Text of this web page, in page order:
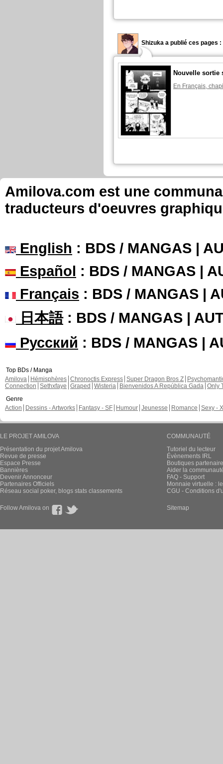
Shizuka a publié ces pages :
Nouvelle sortie
En Français,
Amilova.com est une
traducteurs d'oeuvres
English : BDS / MANGAS |
Español : BDS / MANGAS |
Français : BDS / MANGAS |
日本語: BDS / MANGAS |
Русский : BDS / MANGAS |
Top BDs / Manga
Amilova
Hémisphères Chronoctis Express Super Dragon Bros Z
Connection Sethxfaye Graped Wisteria Bienvenidos A República Gada Only
Genre
Action
Dessins - Artworks Fantasy - SF Humour Jeunesse Romance Sexy -
LE PROJET AMILOVA
Présentation du projet Amilova
Revue de presse
Espace Presse
Bannières
Devenir Annonceur
Partenaires Officiels
Réseau social poker, blogs stats classements
COMMUNAUTÉ
Tutoriel du lecteur
Évènements IRL
Boutiques
Aider la
FAQ - Support
Monnaie virtuelle :
CGU - Conditions
Follow Amilova on Sitemap